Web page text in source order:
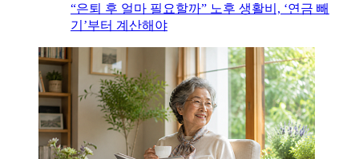
“은퇴 후 얼마 필요할까” 노후 생활비, ‘연금 빼
기’부터 계산해야